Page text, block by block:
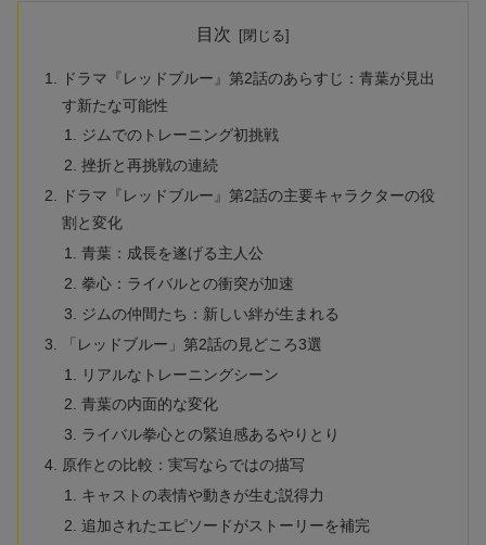
目次
ドラマ『レッドブルー』第2話のあらすじ：青葉が見出
す新たな可能性
ジムでのトレーニング初挑戦
挫折と再挑戦の連続
ドラマ『レッドブルー』第2話の主要キャラクターの役
割と変化
青葉：成長を遂げる主人公
拳心：ライバルとの衝突が加速
ジムの仲間たち：新しい絆が生まれる
「レッドブルー」第2話の見どころ3選
リアルなトレーニングシーン
青葉の内面的な変化
ライバル拳心との緊迫感あるやりとり
原作との比較：実写ならではの描写
キャストの表情や動きが生む説得力
追加されたエピソードがストーリーを補完